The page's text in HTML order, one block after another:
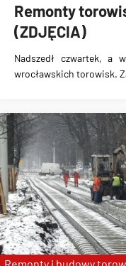
Remonty
(ZDJĘCIA)
Nadszedł czwartek, a
wrocławskich torowisk.